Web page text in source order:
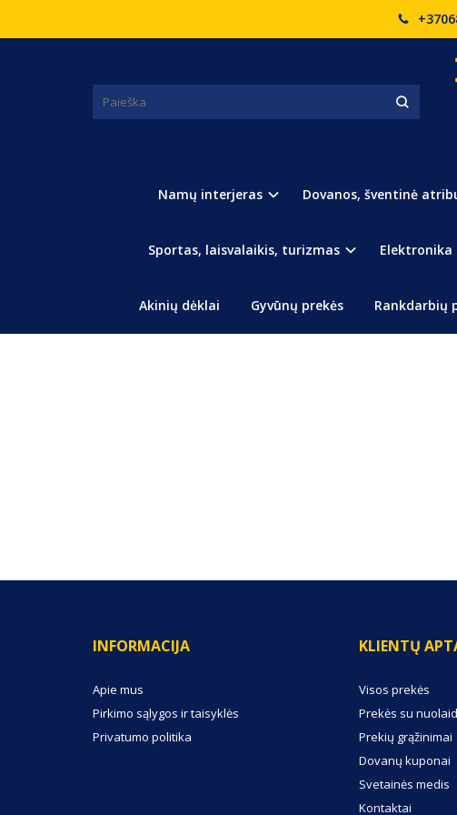
Namų interjeras Dovanos, šventinė
Sportas, laisvalaikis, turizmas Elektronika
Akinių dėklai Gyvūnų prekės Rankdarbių
Pagrindinis Raštinės reikmenys ir kanceliarinės prekės Rašiklis
RAŠIKLIS "BANANAS"
INFORMACIJA
Apie mus
Pirkimo sąlygos ir taisyklės
Privatumo politika
KLIENTŲ
Visos prekės
Prekės su
Prekių grąžinimai
Dovanų kuponai
Svetainės medis
Kontaktai